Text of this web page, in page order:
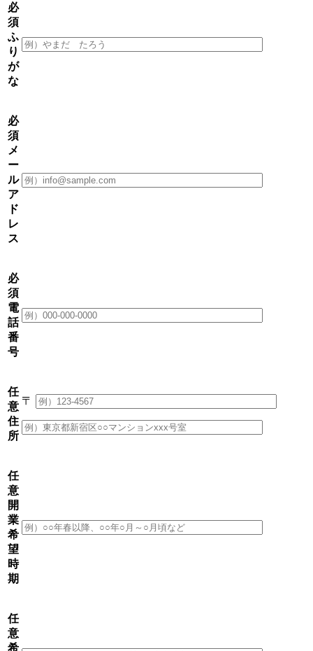
必
須
ふ
り
が
な
必
須
メ
ー
ル
ア
ド
レ
ス
必
須
電
話
番
号
任
意
住
所
〒
任
意
開
業
希
望
時
期
任
意
希